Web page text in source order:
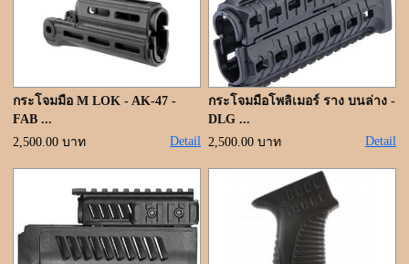
สินค้าลดราคา
เข้าสู่ระบบ
ขั้นตอนการสั่งซื้อ
แจ้งชำระเงิน
ค้นหาสินค้า
กระโจมมือ M LOK - AK-47 -
FAB ...
2,500.00 บาท
Detail
กระโจมมือโพลิเมอร์ ราง บนล่าง -
DLG ...
2,500.00 บาท
Detail